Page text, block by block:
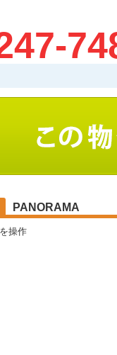
PANORAMA
操作